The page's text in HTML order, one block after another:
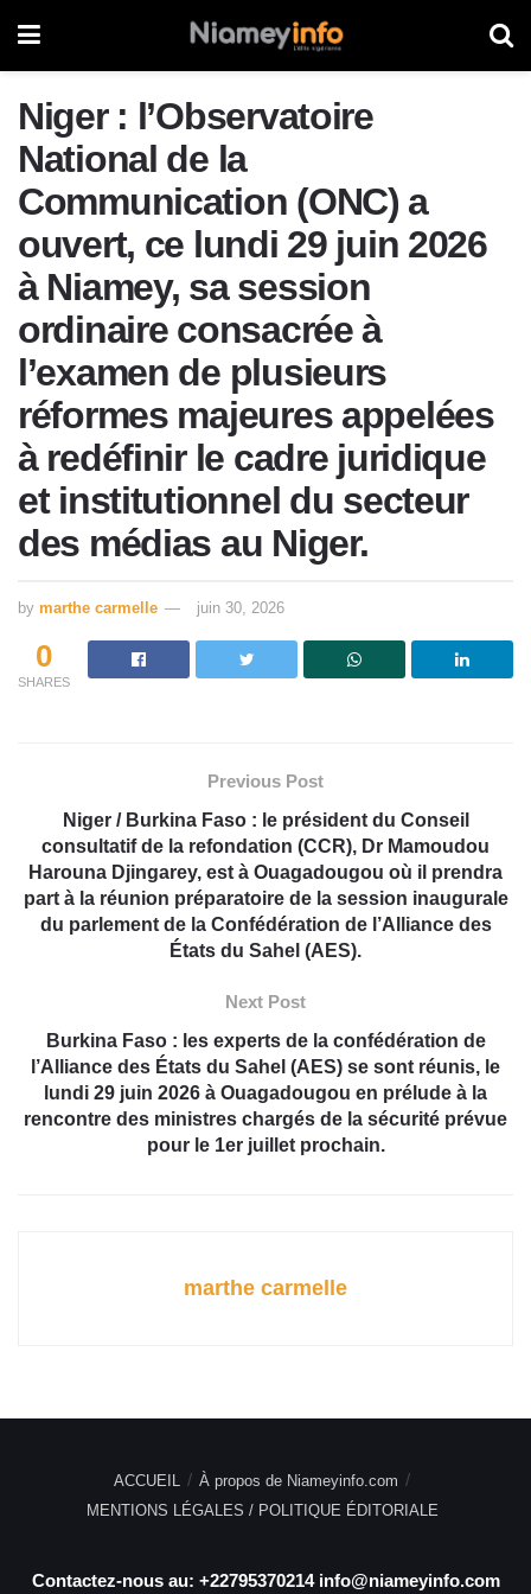
Niger : l’Observatoire
National de la
Communication (ONC) a
ouvert, ce lundi 29 juin 2026
à Niamey, sa session
ordinaire consacrée à
l’examen de plusieurs
réformes majeures appelées
à redéfinir le cadre juridique
et institutionnel du secteur
des médias au Niger.
by marthe carmelle juin 30, 2026
0
SHARES
Previous Post
Niger / Burkina Faso : le président du Conseil
consultatif de la refondation (CCR), Dr Mamoudou
Harouna Djingarey, est à Ouagadougou où il prendra
part à la réunion préparatoire de la session inaugurale
du parlement de la Confédération de l’Alliance des
États du Sahel (AES).
Next Post
Burkina Faso : les experts de la confédération de
l’Alliance des États du Sahel (AES) se sont réunis, le
lundi 29 juin 2026 à Ouagadougou en prélude à la
rencontre des ministres chargés de la sécurité prévue
pour le 1er juillet prochain.
marthe carmelle
ACCUEIL
À propos de Niameyinfo.com
MENTIONS LÉGALES / POLITIQUE ÉDITORIALE
Contactez-nous au: +22795370214 info@niameyinfo.com